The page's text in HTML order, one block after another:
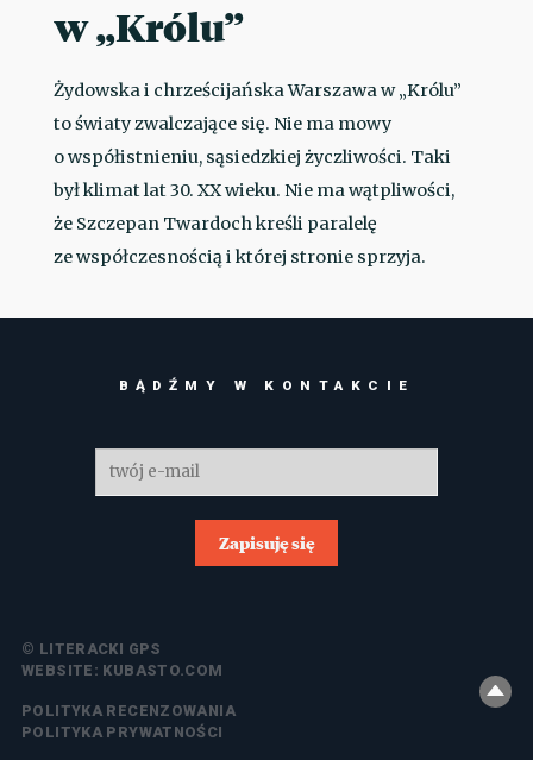
w „Królu”
Żydowska i chrześcijańska Warszawa w „Królu”
to światy zwalczające się. Nie ma mowy
o współistnieniu, sąsiedzkiej życzliwości. Taki
był klimat lat 30. XX wieku. Nie ma wątpliwości,
że Szczepan Twardoch kreśli paralelę
ze współczesnością i której stronie sprzyja.
BĄDŹMY W KONTAKCIE
Zapisuję się
© LITERACKI GPS
WEBSITE: KUBASTO.COM
POLITYKA RECENZOWANIA
POLITYKA PRYWATNOŚCI